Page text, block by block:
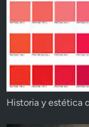
Historia y estética